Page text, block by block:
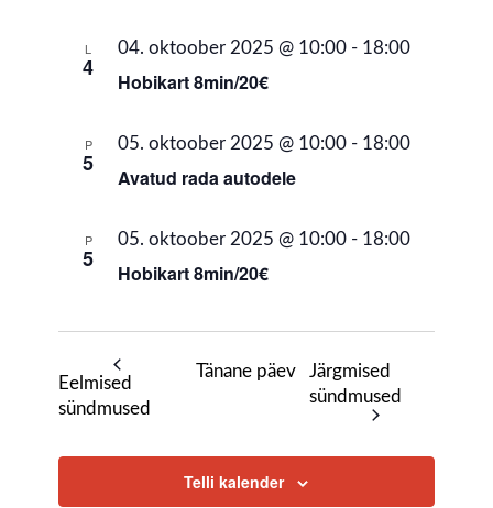
L
4
04. oktoober 2025 @ 10:00 - 18:00
Hobikart 8min/20€
P
5
05. oktoober 2025 @ 10:00 - 18:00
Avatud rada autodele
P
5
05. oktoober 2025 @ 10:00 - 18:00
Hobikart 8min/20€
Eelmised
sündmused
Tänane päev
Järgmised
sündmused
Telli kalender